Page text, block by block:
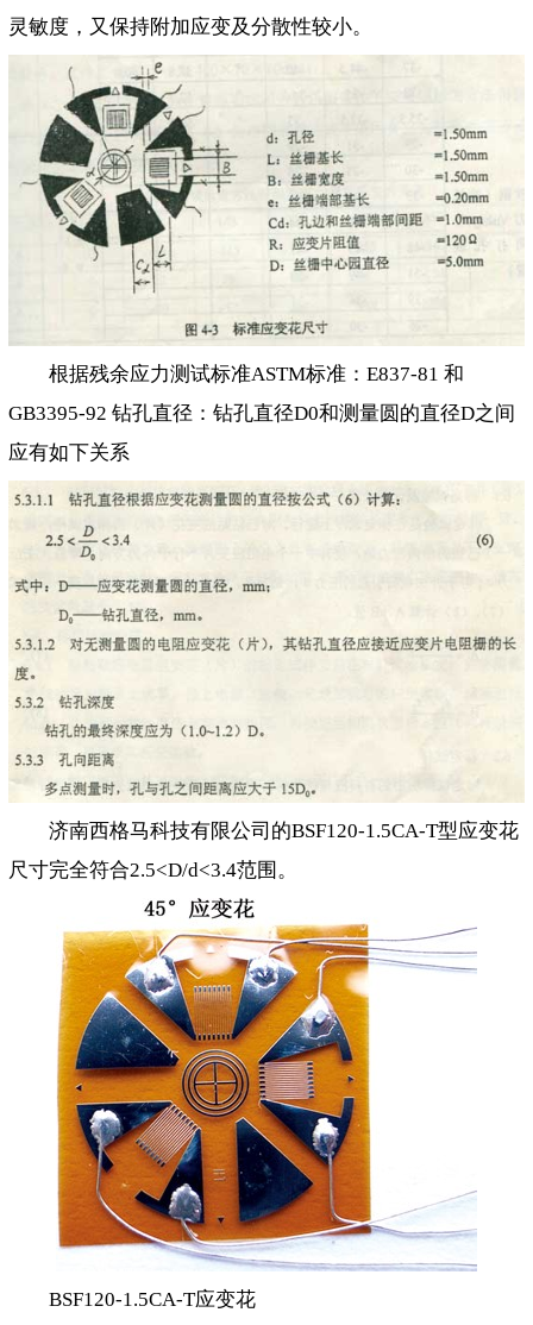
灵敏度，又保持附加应变及分散性较小。
根据残余应力测试标准ASTM标准：E837-81 和
GB3395-92 钻孔直径：钻孔直径D0和测量圆的直径D之间
应有如下关系
济南西格马科技有限公司的BSF120-1.5CA-T型应变花
尺寸完全符合2.5<D/d<3.4范围。
BSF120-1.5CA-T应变花